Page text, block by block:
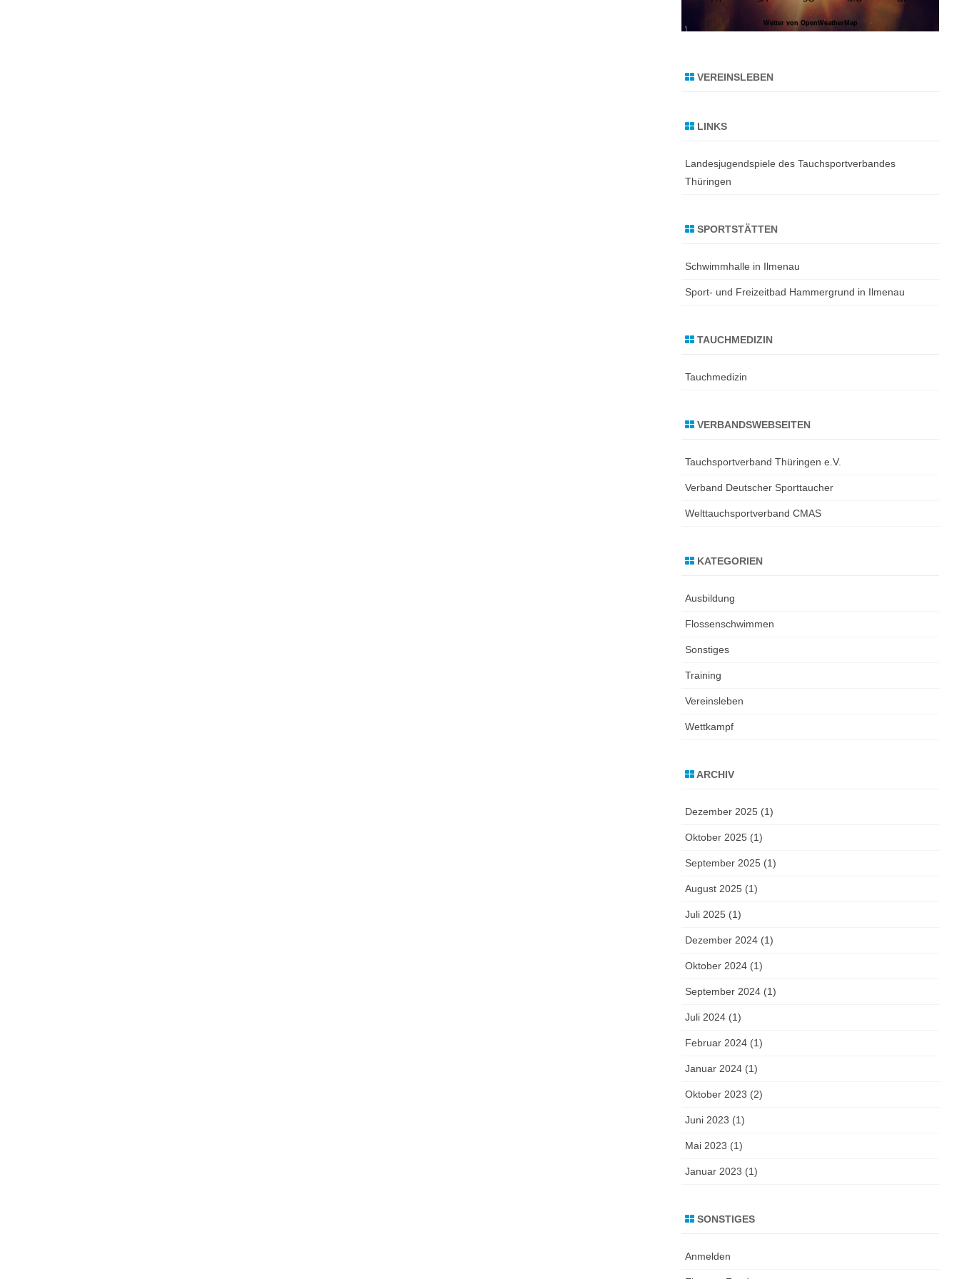
PRESSEARTIKEL 2015
PRESSEARTIKEL 2012
Wetter von OpenWeatherMap
VEREINSLEBEN
LINKS
Landesjugendspiele des Tauchsportverbandes
Thüringen
SPORTSTÄTTEN
Schwimmhalle in Ilmenau
Sport- und Freizeitbad Hammergrund in Ilmenau
TAUCHMEDIZIN
Tauchmedizin
VERBANDSWEBSEITEN
Tauchsportverband Thüringen e.V.
Verband Deutscher Sporttaucher
Welttauchsportverband CMAS
KATEGORIEN
Ausbildung
Flossenschwimmen
Sonstiges
Training
Vereinsleben
Wettkampf
ARCHIV
Dezember 2025 (1)
Oktober 2025 (1)
September 2025 (1)
August 2025 (1)
Juli 2025 (1)
Dezember 2024 (1)
Oktober 2024 (1)
September 2024 (1)
Juli 2024 (1)
Februar 2024 (1)
Januar 2024 (1)
Oktober 2023 (2)
Juni 2023 (1)
Mai 2023 (1)
Januar 2023 (1)
SONSTIGES
Anmelden